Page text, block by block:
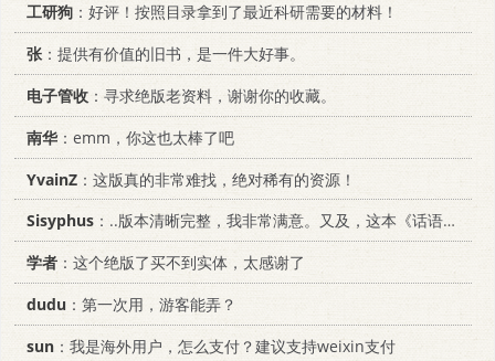
工研狗 ：好评！按照目录拿到了最近科研需要的材料！
张：提供有价值的旧书，是一件大好事。
电子管收 ：寻求绝版老资料，谢谢你的收藏。
南华 ：emm，你这也太棒了吧
YvainZ ：这版真的非常难找，绝对稀有的资源！
Sisyphus ：..版本清晰完整，我非常满意。又及，这本《话语的真相》...
学者 ：这个绝版了买不到实体，太感谢了
dudu ：第一次用，游客能弄？
sun ：我是海外用户，怎么支付？建议支持weixin支付